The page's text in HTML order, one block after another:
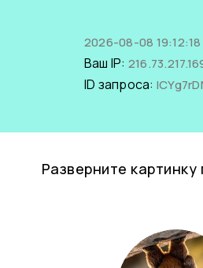
2026-08-08
Ваш IP:
ID запроса:
Разверните